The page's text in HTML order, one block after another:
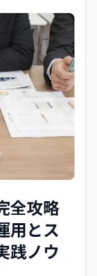
全攻略
用とス
践ノウ